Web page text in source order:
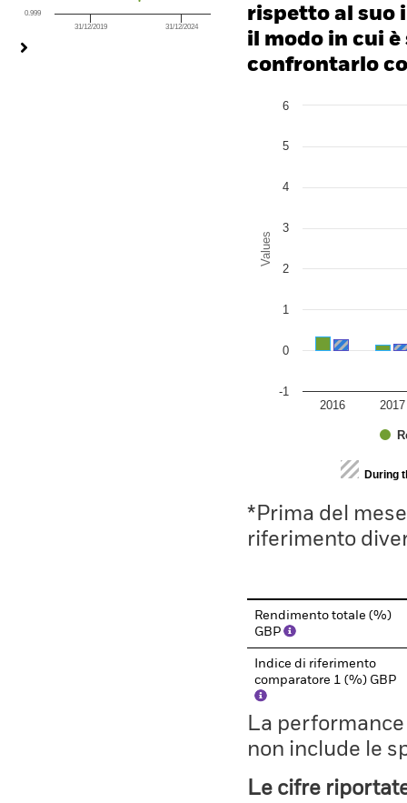
31/12/2019 31/12/2024
0.999
rispetto al suo
il modo in cui
confrontarlo
Bar chart with 2 data
The chart has 1 Y axis
Values
2016 2017
-1
0
1
2
3
4
5
6
End of interactive chart.
During
*Prima del
riferimento
Rendimento totale (%)
GBP
Indice di riferimento
comparatore 1 (%) GBP
La
non include le
Le cifre